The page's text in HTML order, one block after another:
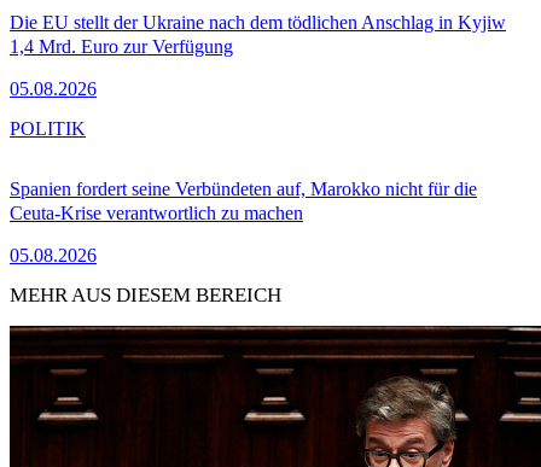
Die EU stellt der Ukraine nach dem tödlichen Anschlag in Kyjiw
1,4 Mrd. Euro zur Verfügung
05.08.2026
Spanien fordert seine Verbündeten auf, Marokko nicht für die
Ceuta-Krise verantwortlich zu machen
05.08.2026
POLITIK
MEHR AUS DIESEM BEREICH